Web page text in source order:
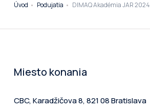
Úvod Podujatia DIMAQ Akadémia JAR 2024
Miesto konania
CBC, Karadžičova 8, 821 08 Bratislava